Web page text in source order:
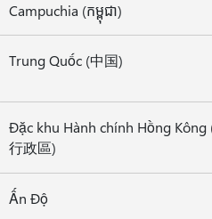
Campuchia (កម្ពុជា)
Trung Quốc (中国)
Đặc khu Hành chính Hồng Kông
行政區)
Ấn Độ